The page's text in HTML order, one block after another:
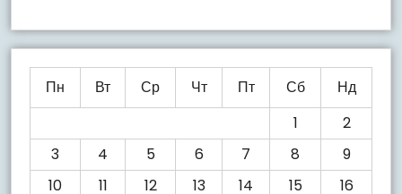
Пн Вт Ср Чт Пт Сб
Нд
1
2
3
4 5 6 7 8
9
10
11 12 13 14 15 16